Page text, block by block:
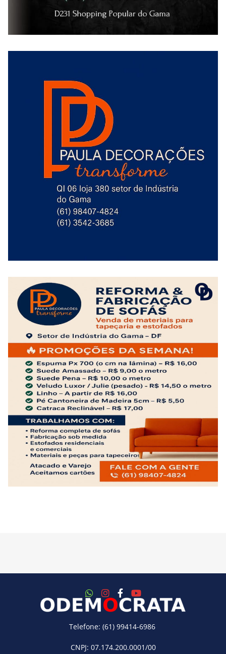
Telefone: (61) 99414-6986
CNPJ: 07.174.200.0001/00